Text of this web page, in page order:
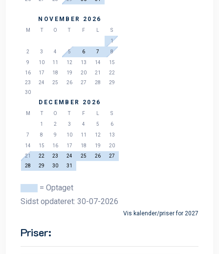
NOVEMBER 2026
M T O T F
S
1
2
3 4 5 6 7
8
9
10 11 12 13 14
15
16
17 18 19 20 21
22
23
24 25 26 27 28
29
30
DECEMBER 2026
M T O T F
S
1
2 3 4 5
6
7
8 9 10 11 12
13
14
15 16 17 18 19
20
21
22 23 24 25 26
27
28
29 30 31
= Optaget
Sidst opdateret: 30-07-2026
Vis kalender/priser for 2027
Priser: